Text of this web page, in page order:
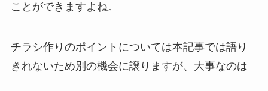
ことができますよね。
チラシ作りのポイントについては本記事では語り
きれないため別の機会に譲りますが、大事なのは